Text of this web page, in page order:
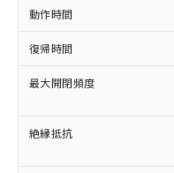
動作時間
復帰時間
最大開閉頻度
絶縁抵抗
本サービ
商品の当
(税抜)を提
当社制御
本サービ
ことをご
在庫状況
記載して
調査・確認中：
非含有の対応状
商品です。
非該当品：ライ
害物質有無と関
仕入先様の事情
いたものが、含
むを得ず変更す
※1 中国
「○」：最大均
基準値以下であ
「×」：最大均
基準値を超えて
「－」：未確認
当社は、
為替およ
（以下｢規